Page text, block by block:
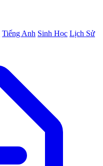
Tiếng Anh Sinh Học Lịch Sử